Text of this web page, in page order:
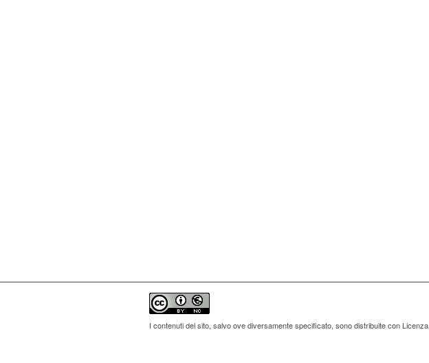
I contenuti del sito, salvo ove diversamente specificato, sono distribuite con Licenza